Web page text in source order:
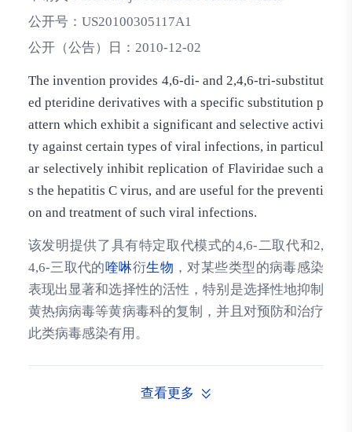
公开号： US20100305117A1
公开（公告）日： 2010-12-02
The invention provides 4,6-di- and 2,4,6-tri-substitut
ed pteridine derivatives with a specific substitution p
attern which exhibit a significant and selective activi
ty against certain types of viral infections, in particul
ar selectively inhibit replication of Flaviridae such a
s the hepatitis C virus, and are useful for the preventi
on and treatment of such viral infections.
该发明提供了具有特定取代模式的4,6-二取代和2,
4,6-三取代的喹啉衍生物 ，对某些类型的病毒感染
表现出显著和选择性的活性，特别是选择性地抑制
黄热病病毒等黄病毒科的复制，并且对预防和治疗
此类病毒感染有用。
查看更多